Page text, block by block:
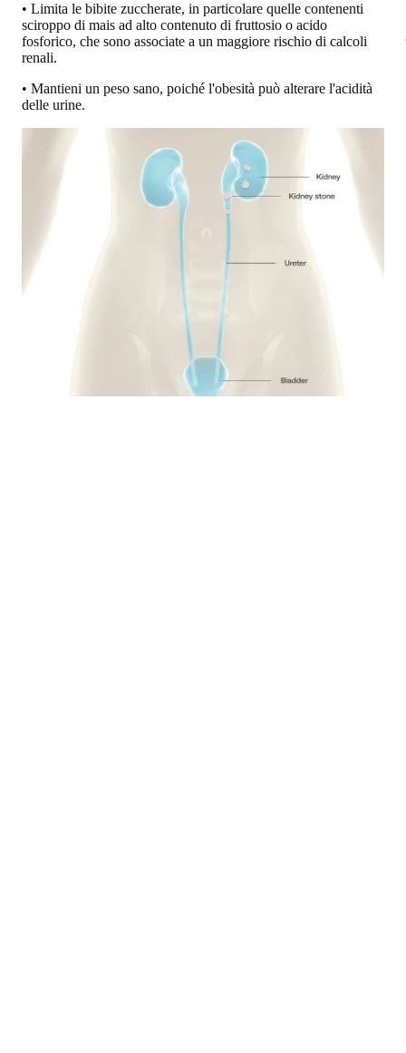
• Limita le bibite zuccherate, in particolare quelle contenenti
sciroppo di mais ad alto contenuto di fruttosio o acido
fosforico, che sono associate a un maggiore rischio di calcoli
renali.
• Mantieni un peso sano, poiché l'obesità può alterare l'acidità
delle urine.